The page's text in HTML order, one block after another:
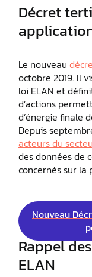
Décret
Le nouveau
octobre 2019. Il
loi ELAN et
d’actions
d’énergie finale
Depuis
acteurs du
des données de
concernés sur la
Nouveau
Rappel
ELAN